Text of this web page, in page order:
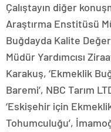
Çalıştayın diğer
Araştırma Enstitüsü
Buğdayda Kalite
Müdür Yardımcısı
Karakuş, ‘Ekmeklik
Baremi’, NBC Tarım
‘Eskişehir için
Tohumculuğu’,